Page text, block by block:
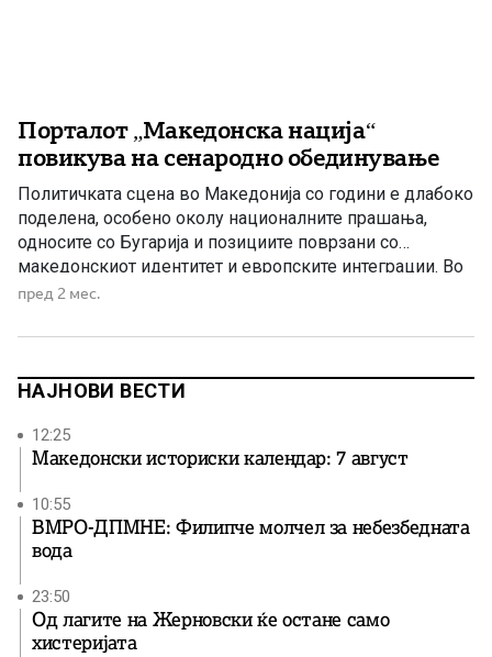
Порталот „Македонска нација“
повикува на сенародно обединување
Политичката сцена во Македонија со години е длабоко
поделена, особено околу националните прашања,
односите со Бугарија и позициите поврзани со
македонскиот идентитет и европските интеграции. Во
такви околности, сè почесто во јавноста се отвора
и национално обединување околу клучните државни
Премиерот […]
пред 2 мес.
НАЈНОВИ ВЕСТИ
12:25
Македонски историски календар: 7 август
10:55
ВМРО-ДПМНЕ: Филипче молчел за небезбедната
вода
23:50
Од лагите на Жерновски ќе остане само
хистеријата